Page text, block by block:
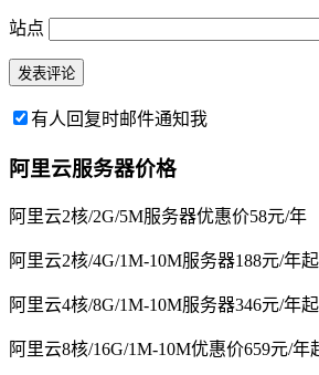
站点
有人回复时邮件通知我
阿里云服务器价格
阿里云2核/2G/5M服务器优惠价58元/年
阿里云2核/4G/1M-10M服务器188元/年起
阿里云4核/8G/1M-10M服务器346元/年起
阿里云8核/16G/1M-10M优惠价659元/年